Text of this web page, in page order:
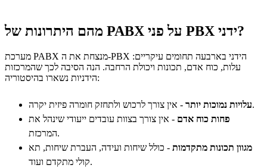
מהם היתרונות של PABX על פני PBX ידני?
מערכת PABX מנצחת את ה-PBX הידני בארבעה תחומים עיקריים:
עלות, כוח אדם, תכונות ויכולת הרחבה. הנה הסיבה לכך שהמרכזות
הידניות נשארו בהיסטוריה:
עלויות נמוכות יותר- אין צורך לרכוש ולתחזק חומרה פיזית יקרה.
פחות כוח אדם - אין צורך בצוות עובדים ייעודי שינהל את
המרכזת.
מגוון תכונות מתקדמות - כולל שיחות ועידה, העברת שיחות, תא
קולי מתקדם ועוד.